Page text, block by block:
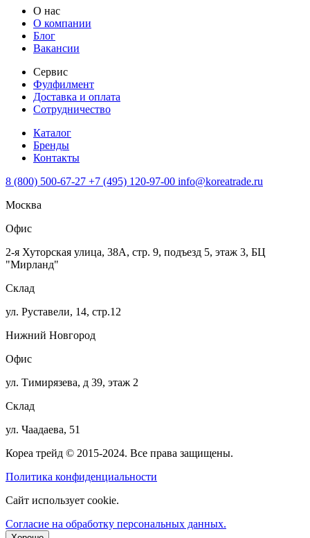
О нас
О компании
Блог
Вакансии
Сервис
Фулфилмент
Доставка и оплата
Сотрудничество
Каталог
Бренды
Контакты
8 (800) 500-67-27 +7 (495) 120-97-00 info@koreatrade.ru
Москва
Офис
2-я Хуторская улица, 38А, стр. 9, подъезд 5, этаж 3, БЦ
"Мирланд"
Склад
ул. Руставели, 14, стр.12
Нижний Новгород
Офис
ул. Тимирязева, д 39, этаж 2
Склад
ул. Чаадаева, 51
Кореа трейд © 2015-2024. Все права защищены.
Политика конфиденциальности
Сайт использует cookie.
Согласие на обработку персональных данных.